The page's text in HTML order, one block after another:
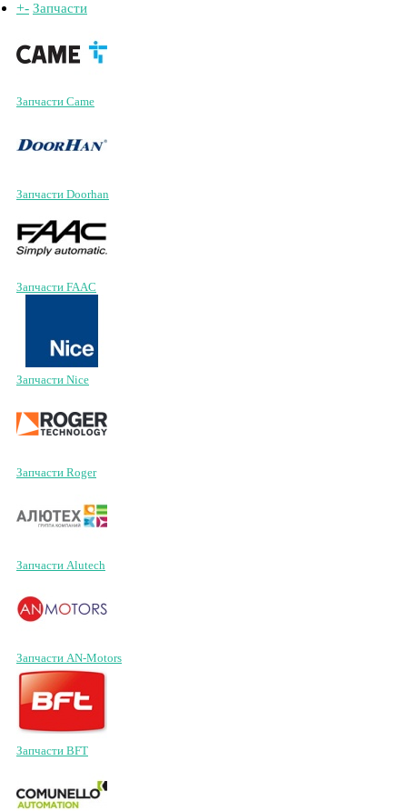
+- Запчасти
Запчасти Came
Запчасти Doorhan
Запчасти FAAC
Запчасти Nice
Запчасти Roger
Запчасти Alutech
Запчасти AN-Motors
Запчасти BFT